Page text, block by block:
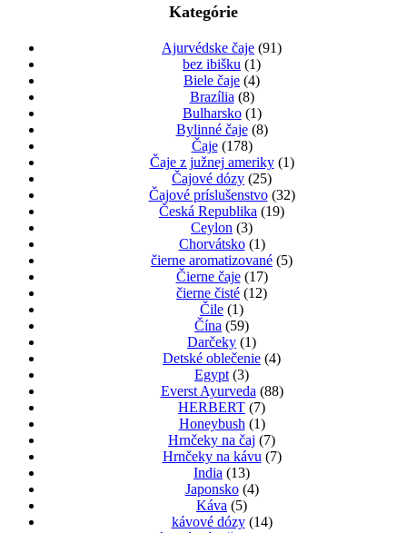
stránke
through
variantov.
Možnosti
stránke
produktu.
Kategórie
Ajurvédske čaje (91)
bez ibišku (1)
Biele čaje (4)
Brazília (8)
Bulharsko (1)
Bylinné čaje (8)
Čaje (178)
Čaje z južnej ameriky (1)
Čajové dózy (25)
Čajové príslušenstvo (32)
Česká Republika (19)
Ceylon (3)
Chorvátsko (1)
čierne aromatizované (5)
Čierne čaje (17)
čierne čisté (12)
Čile (1)
Čína (59)
Darčeky (1)
Detské oblečenie (4)
Egypt (3)
Everst Ayurveda (88)
HERBERT (7)
Honeybush (1)
Hrnčeky na čaj (7)
Hrnčeky na kávu (7)
India (13)
Japonsko (4)
Káva (5)
kávové dózy (14)